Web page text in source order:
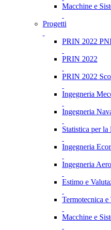
Macchine e
Progetti
PRIN 2022
PRIN 2022
PRIN 2022
Ingegneria
Ingegneria
Statistica per
Ingegneria
Ingegneria
Estimo e
Termotecnica
Macchine e